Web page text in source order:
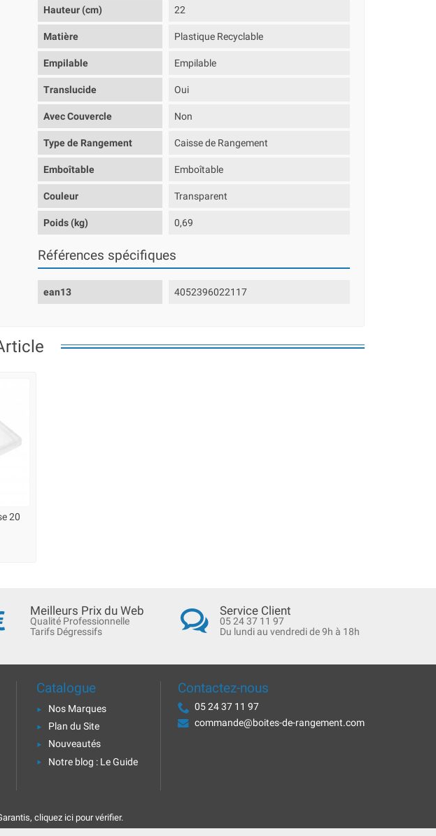
Hauteur (cm) 22
Matière Plastique Recyclable
Empilable Empilable
Translucide Oui
Avec Couvercle Non
Type de Rangement Caisse de Rangement
Emboîtable Emboîtable
Couleur Transparent
Poids (kg) 0,69
Références spécifiques
ean13 4052396022117
20
Meilleurs Prix du Web
Qualité Professionnelle
Tarifs Dégressifs
Service Client
05 24 37 11 97
Du lundi au vendredi de 9h à 18h
Catalogue
Nos Marques
Plan du Site
Nouveautés
Notre blog : Le Guide
Contactez-nous
05 24 37 11 97
commande@boites-de-rangement.com
cliquez ici pour vérifier.